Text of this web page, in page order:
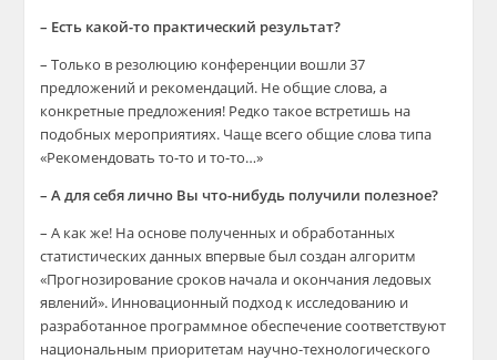
– Есть какой-то практический результат?
– Только в резолюцию конференции вошли 37
предложений и рекомендаций. Не общие слова, а
конкретные предложения! Редко такое встретишь на
подобных мероприятиях. Чаще всего общие слова типа
«Рекомендовать то-то и то-то…»
– А для себя лично Вы что-нибудь получили полезное?
– А как же! На основе полученных и обработанных
статистических данных впервые был создан алгоритм
«Прогнозирование сроков начала и окончания ледовых
явлений». Инновационный подход к исследованию и
разработанное программное обеспечение соответствуют
национальным приоритетам научно-технологического